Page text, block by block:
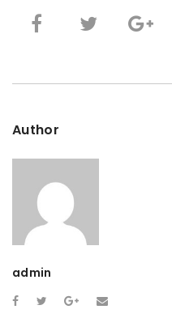
Author
admin